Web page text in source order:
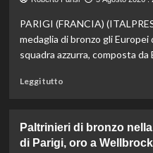
al
Masters
1000
due
set
PARIGI (FRANCIA)
medaglia di bronzo gli
squadra azzurra, composta da
Leggi tuttoLeggi
Nuoto
artistico,
Paltrinieri di bronzo
di Parigi, oro a Wellbrock